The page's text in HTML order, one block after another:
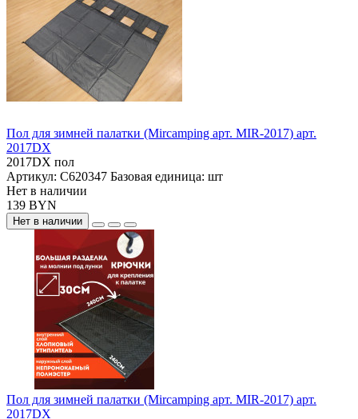
Пол для зимней палатки (Mircamping арт. MIR-2017) арт.
2017DX
2017DX пол
Артикул: С620347 Базовая единица: шт
Нет в наличии
139 BYN
Нет в наличии
Пол для зимней палатки (Mircamping арт. MIR-2017) арт.
2017DX